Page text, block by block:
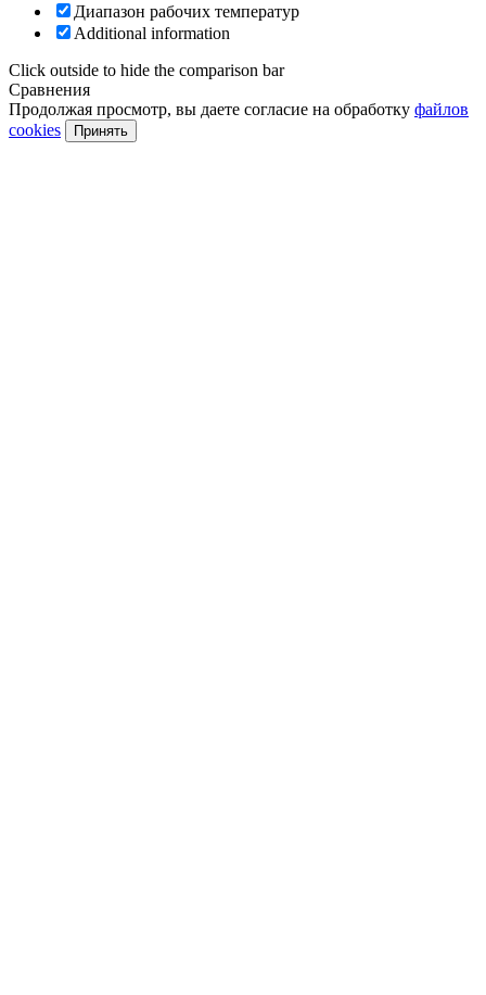
Диапазон рабочих температур
Additional information
Click outside to hide the comparison bar
Сравнения
Продолжая просмотр, вы даете согласие на обработку файлов
cookies
Принять